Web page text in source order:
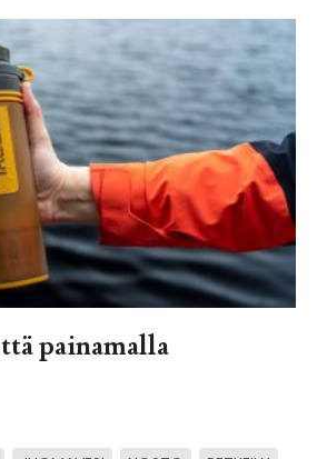
painamalla